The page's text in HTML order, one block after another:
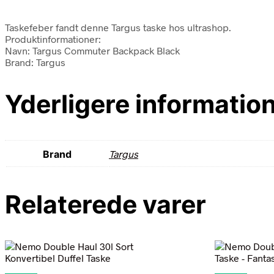
Taskefeber fandt denne Targus taske hos ultrashop.
Produktinformationer:
Navn: Targus Commuter Backpack Black
Brand: Targus
Yderligere
Brand Targus
Relaterede varer